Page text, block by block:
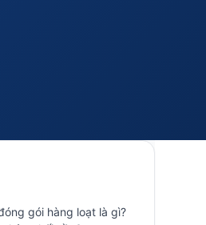
gói hàng loạt là gì?